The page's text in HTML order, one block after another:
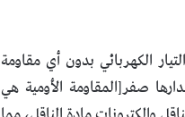
الكهربائي بدون أي مقاومة
صفر[المقاومة الأومية هي